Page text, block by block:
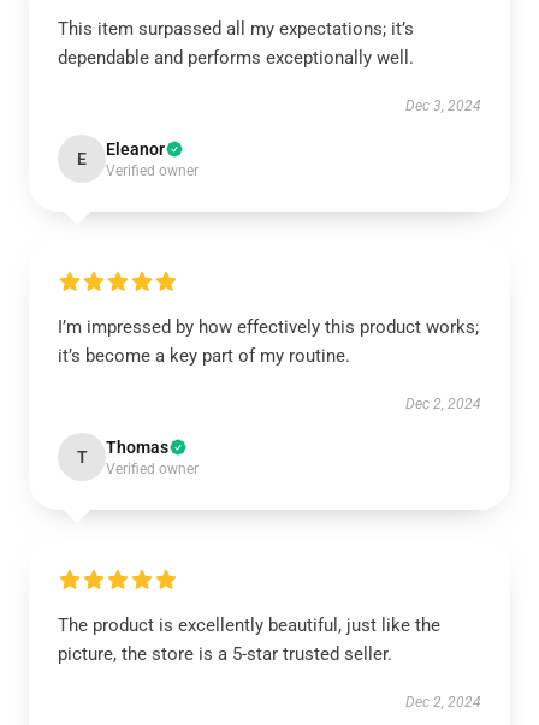
This item surpassed all my expectations; it’s
dependable and performs exceptionally well.
Dec 3, 2024
E Eleanor
Verified owner
I’m impressed by how effectively this product works;
it’s become a key part of my routine.
Dec 2, 2024
T Thomas
Verified owner
The product is excellently beautiful, just like the
picture, the store is a 5-star trusted seller.
Dec 2, 2024